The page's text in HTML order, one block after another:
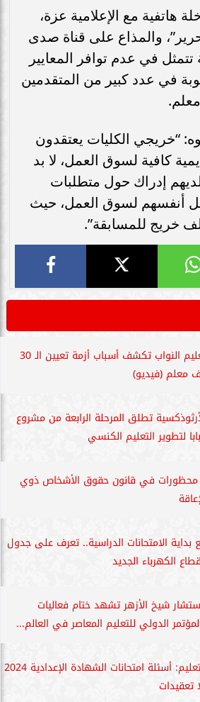
هاتفية مع الإعلامية عزة،
والمذاع على قناة صدى
تتمثل في عدم توافر المعايير
في عدد كبير من المتقدمين
“خريجي الكليات يعتقدون
كافية لسوق العمل، لا بد
إدراك حول متطلبات
أنفسهم لسوق العمل، حيث
تعليم النواب تكشف أسباب أزمة تعيين الـ 30
معلم (فيديو)
تطلق المرحلة الرابعة من مشروع
لتطوير التعليم الكنسي
3 محظورات في قانون حقوق الأشخاص ذوي
بداية الامتحانات الدراسية.. تعرف على جدول
الكهرباء الجديد
شيخ الأزهر تشهد ختام فعاليات
الدولي للتعليم المعاصر في العالم...
التعليم: أسئلة امتحانات الشهادة الإعدادية 2024
تعقيدات